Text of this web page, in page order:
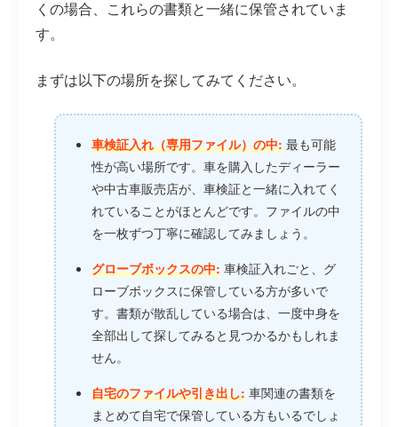
くの場合、これらの書類と一緒に保管されていま
す。
まずは以下の場所を探してみてください。
車検証入れ（専用ファイル）の中: 最も可能
性が高い場所です。車を購入したディーラー
や中古車販売店が、車検証と一緒に入れてく
れていることがほとんどです。ファイルの中
を一枚ずつ丁寧に確認してみましょう。
グローブボックスの中: 車検証入れごと、グ
ローブボックスに保管している方が多いで
す。書類が散乱している場合は、一度中身を
全部出して探してみると見つかるかもしれま
せん。
自宅のファイルや引き出し: 車関連の書類を
まとめて自宅で保管している方もいるでしょ